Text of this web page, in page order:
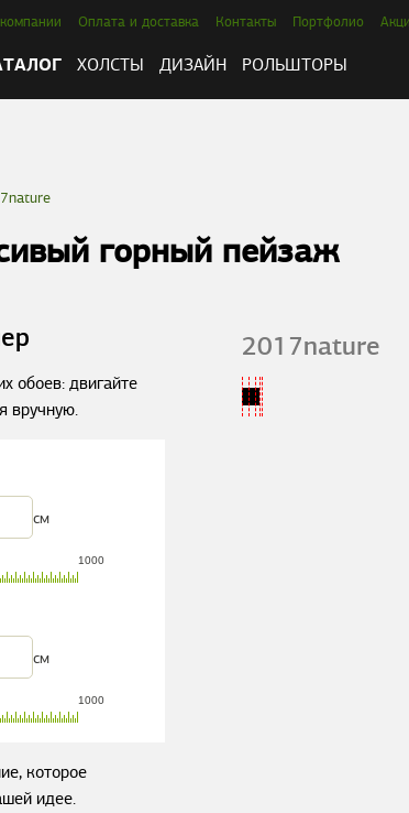
Оплата и доставка Контакты Портфолио
ХОЛСТЫ ДИЗАЙН РОЛЬШТОРЫ
горный пейзаж
обоев: двигайте
вручную.
см
1000
см
1000
которое
идее.
2017nature